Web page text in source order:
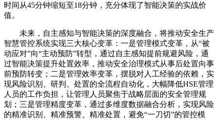
时间从45分钟缩短至18分钟，充分体现了智能决策的实战价
值。
未来，自主感知与智能决策的深度融合，将推动安全生产
智慧管控系统实现三大核心变革：一是管理模式变革，从“被
动应对”向“主动预防”转型，通过自主感知提前规避风险，通
过智能决策提升处置效率，推动安全治理模式从事后处置向事
前预防转变；二是管理效率变革，摆脱对人工经验的依赖，实
现风险识别、研判、处置的全流程自动化，大幅降低HSE管理
人员的工作负担，让管理人员聚焦于战略层面的安全管理规
划；三是管理精度变革，通过多维度数据融合分析，实现风险
的精准识别、精准预警、精准处置，避免“一刀切”的管控模